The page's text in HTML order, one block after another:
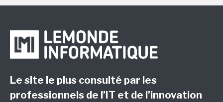
Le site le plus consulté par les
professionnels de l’IT et de l’innovation